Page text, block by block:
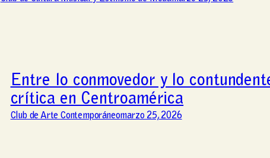
Entre lo conmovedor y lo
crítica en Centroamérica
Club de Arte Contemporáneomarzo 25, 2026